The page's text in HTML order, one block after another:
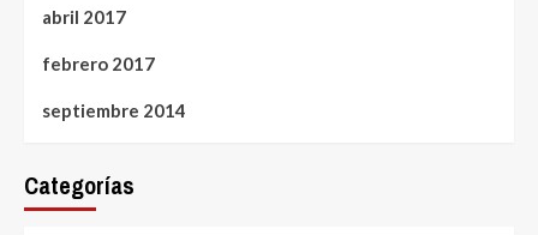
abril 2017
febrero 2017
septiembre 2014
Categorías